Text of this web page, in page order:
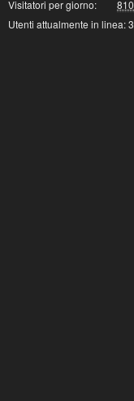
810
Visitatori per giorno:
3
Utenti attualmente in linea: